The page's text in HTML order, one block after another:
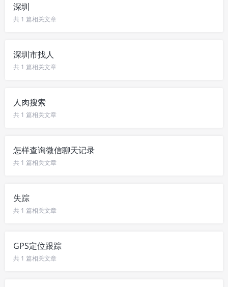
深圳
共 1 篇相关文章
深圳市找人
共 1 篇相关文章
人肉搜索
共 1 篇相关文章
怎样查询微信聊天记录
共 1 篇相关文章
失踪
共 1 篇相关文章
GPS定位跟踪
共 1 篇相关文章